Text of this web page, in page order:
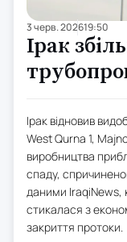
3 черв. 202619:50
Ірак
Ірак відновив
West Qurna 1,
виробництва
спаду,
даними IraqiNews,
стикалася з
закриття протоки.